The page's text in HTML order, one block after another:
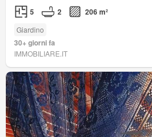
5 2 206 m²
Giardino
30+ giorni fa
IMMOBILIARE.IT